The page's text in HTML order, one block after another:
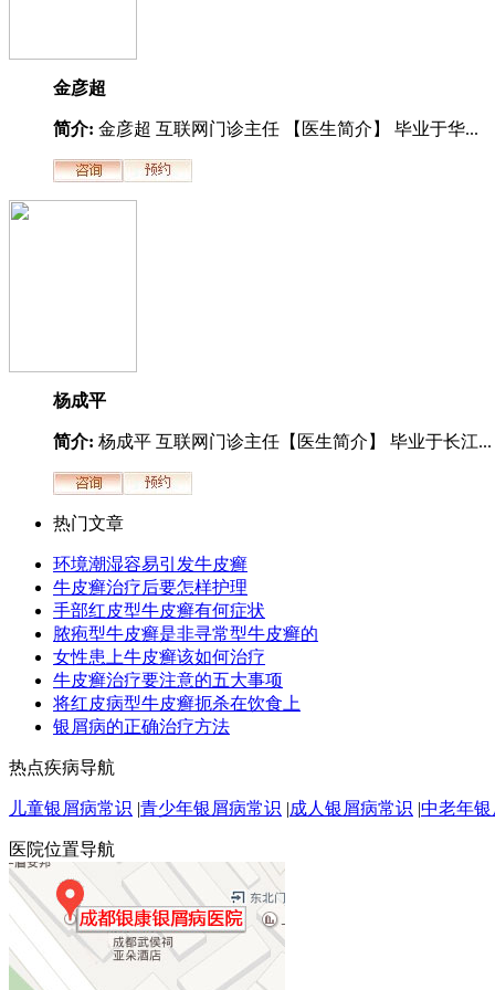
金彦超
简介: 金彦超 互联网门诊主任 【医生简介】 毕业于华...
杨成平
简介: 杨成平 互联网门诊主任【医生简介】 毕业于长江...
热门文章
环境潮湿容易引发牛皮癣
牛皮癣治疗后要怎样护理
手部红皮型牛皮癣有何症状
脓疱型牛皮癣是非寻常型牛皮癣的
女性患上牛皮癣该如何治疗
牛皮癣治疗要注意的五大事项
将红皮病型牛皮癣扼杀在饮食上
银屑病的正确治疗方法
热点疾病导航
儿童银屑病常识 |青少年银屑病常识 |成人银屑病常识 |中老年
医院位置导航